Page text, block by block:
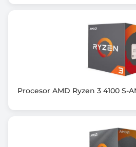
BOX
Informacje dodatkowe
Rodzaj obsługiwanej pamięci:
Odblokowany mnożnik
Brak wentylatora
Procesor AMD Ryzen 3 4100 S-